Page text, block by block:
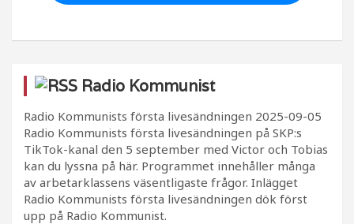
Radio Kommunist
Radio Kommunists första livesändningen 2025-09-05
Radio Kommunists första livesändningen på SKP:s
TikTok-kanal den 5 september med Victor och Tobias
kan du lyssna på här. Programmet innehåller många
av arbetarklassens väsentligaste frågor. Inlägget
Radio Kommunists första livesändningen dök först
upp på Radio Kommunist.